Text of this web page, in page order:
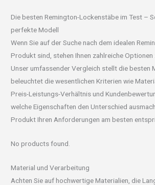
Die besten Remington-Lockenstäbe im Test –
perfekte Modell
Wenn Sie auf der Suche nach dem idealen
Produkt sind, stehen Ihnen zahlreiche Optionen
Unser umfassender Vergleich stellt die besten
beleuchtet die wesentlichen Kriterien wie
Preis-Leistungs-Verhältnis und
welche Eigenschaften den Unterschied
Produkt Ihren Anforderungen am besten
No products found.
Material und Verarbeitung
Achten Sie auf hochwertige Materialien, die